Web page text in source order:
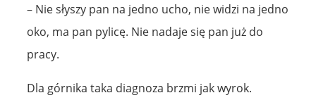
– Nie słyszy pan na jedno ucho, nie widzi na jedno
oko, ma pan pylicę. Nie nadaje się pan już do
pracy.
Dla górnika taka diagnoza brzmi jak wyrok.